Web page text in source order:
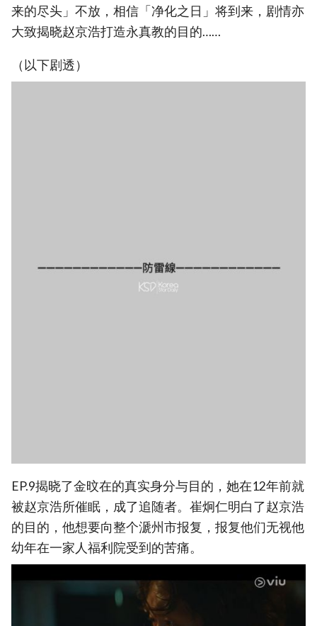
来的尽头」不放，相信「净化之日」将到来，剧情亦
大致揭晓赵京浩打造永真教的目的……
（以下剧透）
EP.9揭晓了金旼在的真实身分与目的，她在12年前就
被赵京浩所催眠，成了追随者。崔炯仁明白了赵京浩
的目的，他想要向整个㴲州市报复，报复他们无视他
幼年在一家人福利院受到的苦痛。